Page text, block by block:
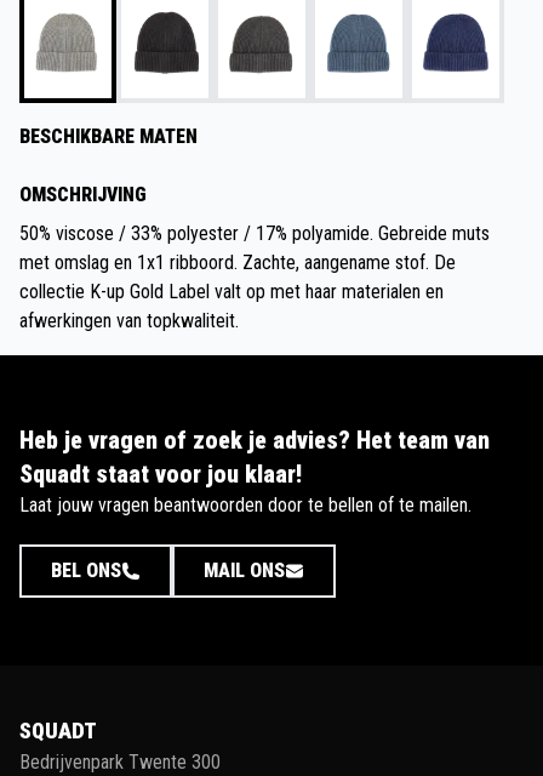
BESCHIKBARE MATEN
OMSCHRIJVING
50% viscose / 33% polyester / 17% polyamide. Gebreide muts
met omslag en 1x1 ribboord. Zachte, aangename stof. De
collectie K-up Gold Label valt op met haar materialen en
afwerkingen van topkwaliteit.
Heb je vragen of zoek je advies? Het team van
Squadt staat voor jou klaar!
Laat jouw vragen beantwoorden door te bellen of te mailen.
BEL ONS MAIL ONS
SQUADT
Bedrijvenpark Twente 300